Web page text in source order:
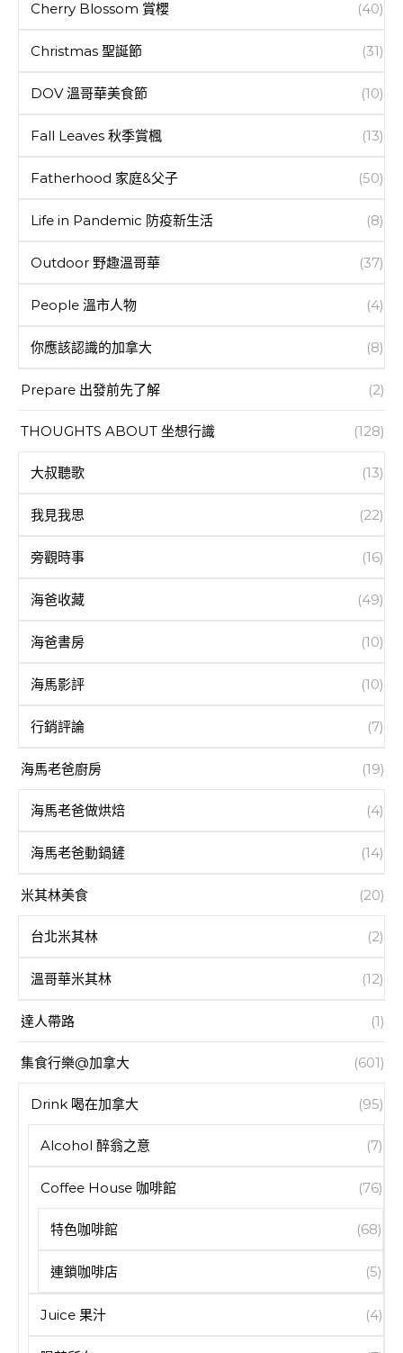
Cherry Blossom 賞櫻 (40)
Christmas 聖誕節 (31)
DOV 溫哥華美食節 (10)
Fall Leaves 秋季賞楓 (13)
Fatherhood 家庭&父子 (50)
Life in Pandemic 防疫新生活 (8)
Outdoor 野趣溫哥華 (37)
People 溫市人物 (4)
你應該認識的加拿大 (8)
Prepare 出發前先了解 (2)
THOUGHTS ABOUT 坐想行識 (128)
大叔聽歌 (13)
我見我思 (22)
旁觀時事 (16)
海爸收藏 (49)
海爸書房 (10)
海馬影評 (10)
行銷評論 (7)
海馬老爸廚房 (19)
海馬老爸做烘焙 (4)
海馬老爸動鍋鏟 (14)
米其林美食 (20)
台北米其林 (2)
溫哥華米其林 (12)
達人帶路 (1)
集食行樂@加拿大 (601)
Drink 喝在加拿大 (95)
Alcohol 醉翁之意 (7)
Coffee House 咖啡館 (76)
特色咖啡館 (68)
連鎖咖啡店 (5)
Juice 果汁 (4)